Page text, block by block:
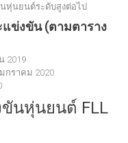
หุ่นยนต์ระดับสูงต่อไป
ข่งขัน (ตามตาราง
2019
กราคม 2020
ขันหุ่นยนต์ FLL